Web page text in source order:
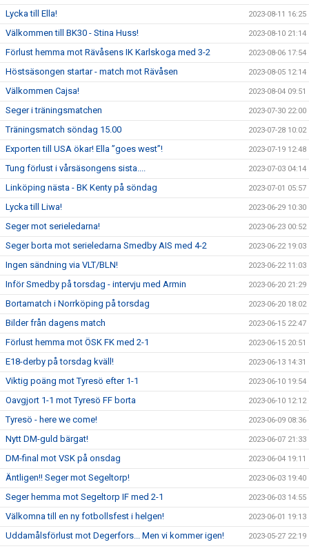
Lycka till Ella! 2023-08-11 16:25
Välkommen till BK30 - Stina Huss! 2023-08-10 21:14
Förlust hemma mot Rävåsens IK Karlskoga med 3-2 2023-08-06 17:54
Höstsäsongen startar - match mot Rävåsen 2023-08-05 12:14
Välkommen Cajsa! 2023-08-04 09:51
Seger i träningsmatchen 2023-07-30 22:00
Träningsmatch söndag 15.00 2023-07-28 10:02
Exporten till USA ökar! Ella ”goes west”! 2023-07-19 12:48
Tung förlust i vårsäsongens sista.... 2023-07-03 04:14
Linköping nästa - BK Kenty på söndag 2023-07-01 05:57
Lycka till Liwa! 2023-06-29 10:30
Seger mot serieledarna! 2023-06-23 00:52
Seger borta mot serieledarna Smedby AIS med 4-2 2023-06-22 19:03
Ingen sändning via VLT/BLN! 2023-06-22 11:03
Inför Smedby på torsdag - intervju med Armin 2023-06-20 21:29
Bortamatch i Norrköping på torsdag 2023-06-20 18:02
Bilder från dagens match 2023-06-15 22:47
Förlust hemma mot ÖSK FK med 2-1 2023-06-15 20:51
E18-derby på torsdag kväll! 2023-06-13 14:31
Viktig poäng mot Tyresö efter 1-1 2023-06-10 19:54
Oavgjort 1-1 mot Tyresö FF borta 2023-06-10 12:12
Tyresö - here we come! 2023-06-09 08:36
Nytt DM-guld bärgat! 2023-06-07 21:33
DM-final mot VSK på onsdag 2023-06-04 19:11
Äntligen!! Seger mot Segeltorp! 2023-06-03 19:40
Seger hemma mot Segeltorp IF med 2-1 2023-06-03 14:55
Välkomna till en ny fotbollsfest i helgen! 2023-06-01 19:13
Uddamålsförlust mot Degerfors... Men vi kommer igen! 2023-05-27 22:19